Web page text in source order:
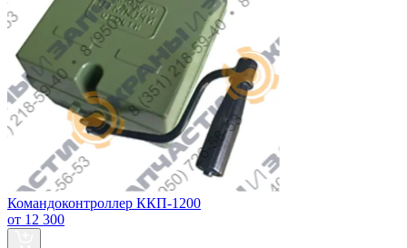
Командоконтроллер ККП-1200
от 12 300